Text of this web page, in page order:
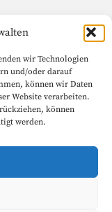
wir Technologien
und/oder darauf
können wir Daten
Website verarbeiten.
können
werden.